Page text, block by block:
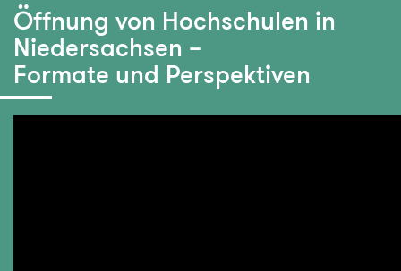
Öffnung von Hochschulen in
Niedersachsen –
Formate und Perspektiven